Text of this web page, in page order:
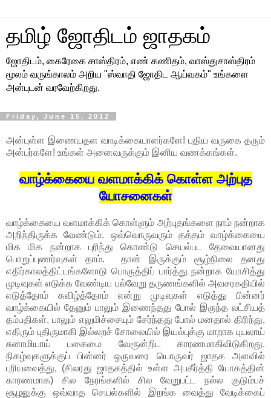
தமிழ் ஜோதிடம் ஜாதகம்
ஜோதிடம், கைரேகை சாஸ்திரம், எண் கணிதம், வாஸ்துசாஸ்திரம்
மூலம் வருங்காலம் அறிய "ஸ்வாதி ஜோதிட ஆய்வகம்" உங்களை
அன்புடன் வரவேற்கிறது.
Friday, June 15, 2012
அன்புள்ள இணையதள வாடிக்கையாளர்களே! புதிய வருகை தரும்
அன்பர்களே! உங்கள் அனைவருக்கும் இனிய வணக்கங்கள்.
வாழ்க்கையை வளமாக்கிக் கொள்ள அற்புத
யோசனைகள்
வாழ்க்கையை வளமாக்கிக் கொள்ளும் அற்புதங்களை நாம் நன்றாக
அறிந்திருக்க வேண்டும். ஒவ்வொருவரும் தத்தம் வாழ்க்கையை
மிக மிக நன்றாக புரிந்து கொண்டு செயல்பட தேவையானது
பொறுப்புணர்வுகள் தாம். தான் இருக்கும் சூழ்நிலை தனது
எதிர்காலத்திட்டங்களோடு பொருத்திப் பார்த்து நன்றாக யோசித்து
முடிவுகள் எடுக்க வேண்டிய பல்வேறு தருணங்களில் அவசரகதியில்
எடுத்தோம் கவிழ்த்தோம் என்று முடிவுகள் எடுத்து பின்னர்
வாழ்க்கையில் தேனும் பாலும் இணைந்தது போல் இருந்த லட்சியத்
தம்பதிகள், பாலும் எலுமிச்சையும் சேர்ந்தது போல் மனதால் திரிந்து,
எதிரும் புதிருமாகி இல்லறச் சோலையில் இயல்புக்கு மாறாக புயலாய்
சுனாமியாய் பகைமை வேரூன்றிட காரணமாகிவிடுகிறது.
நிகழ்வுகளுக்குப் பின்னர் ஒருவரை யொருவர் ஜாதக அளவில்
புரியவைத்து, (சிலரது ஜாதகத்தில் உள்ள அபகீர்த்தி யோகத்தின்
காரணமாக) சில நேரங்களில் சில வேறுபட்ட நல்ல குடும்பச்
சூழலுக்கு ஒவ்வாத செயல்களில் இறங்க வைத்து வேடிக்கைப்